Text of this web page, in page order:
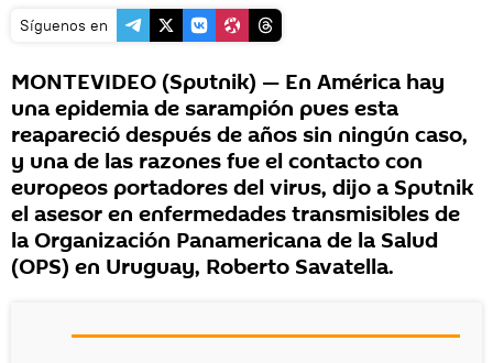
Síguenos en
MONTEVIDEO (Sputnik) — En América hay
una epidemia de sarampión pues esta
reapareció después de años sin ningún caso,
y una de las razones fue el contacto con
europeos portadores del virus, dijo a Sputnik
el asesor en enfermedades transmisibles de
la Organización Panamericana de la Salud
(OPS) en Uruguay, Roberto Savatella.